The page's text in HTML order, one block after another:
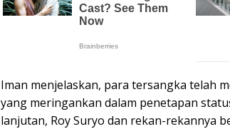
Iman menjelaskan, para tersangka telah
yang meringankan dalam penetapan
lanjutan, Roy Suryo dan rekan-rekannya